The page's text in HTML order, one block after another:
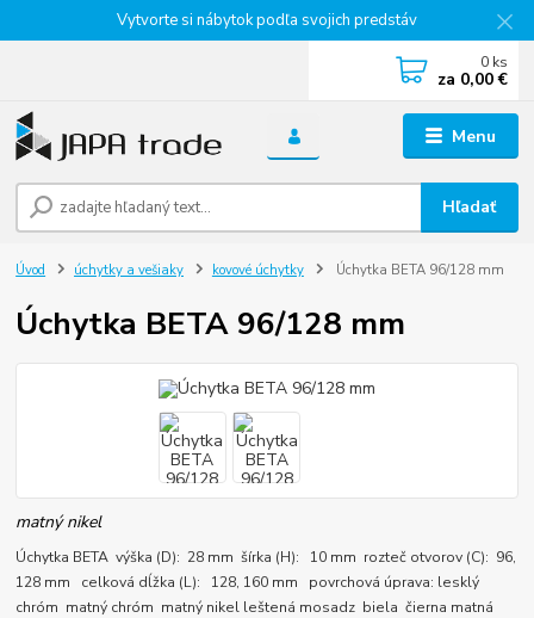
Vytvorte si nábytok podľa svojich predstáv
Menu
Hľadať
0 ks
za 0,00 €
Úvod úchytky a vešiaky kovové úchytky Úchytka BETA 96/128 mm
Úchytka BETA 96/128 mm
matný nikel
Úchytka BETA výška (D): 28 mm šírka (H): 10 mm rozteč otvorov (C): 96,
128 mm celková dĺžka (L): 128, 160 mm povrchová úprava: lesklý
chróm matný chróm matný nikel leštená mosadz biela čierna matná